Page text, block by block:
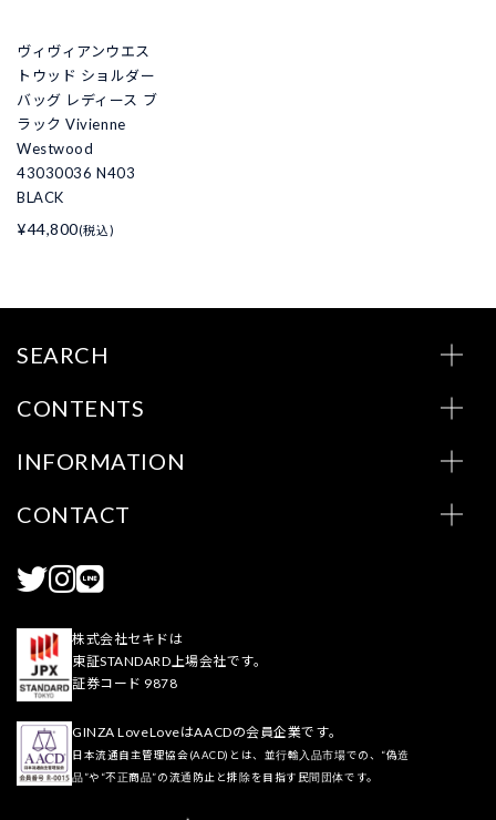
ヴィヴィアンウエス
トウッド ショルダー
バッグ レディース ブ
ラック Vivienne
Westwood
43030036 N403
BLACK
¥44,800(税込)
SEARCH
CONTENTS
INFORMATION
CONTACT
株式会社セキドは
東証STANDARD上場会社です。
証券コード 9878
GINZA LoveLoveはAACDの会員企業です。
日本流通自主管理協会(AACD)とは、並行輸入品市場での、“偽造
品”や“不正商品”の流通防止と排除を目指す民間団体です。